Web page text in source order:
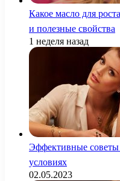
Какое масло для
и полезные свойства
1 неделя назад
Эффективные
условиях
02.05.2023